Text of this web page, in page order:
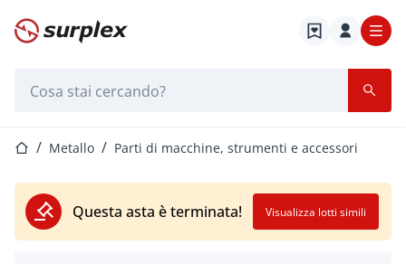
Home
Home Metallo Parti di macchine, strumenti e accessori
Questa asta è terminata! Visualizza lotti simili